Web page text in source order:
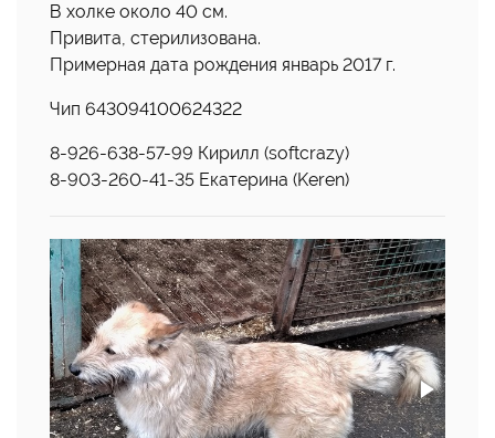
В холке около 40 см.
Привита, стерилизована.
Примерная дата рождения январь 2017 г.
Чип 643094100624322
8-926-638-57-99 Кирилл (softcrazy)
8-903-260-41-35 Екатерина (Keren)